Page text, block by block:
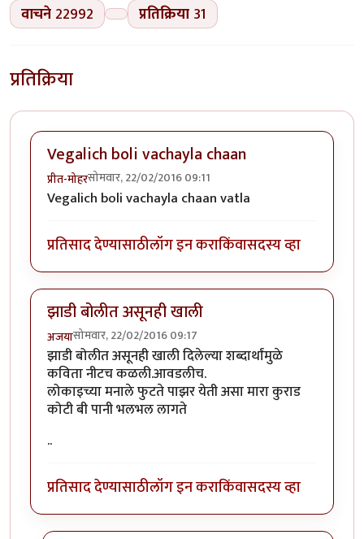
वाचने 22992 प्रतिक्रिया 31
प्रतिक्रिया
Vegalich boli vachayla chaan
प्रीत-मोहरसोमवार, 22/02/2016 09:11
Vegalich boli vachayla chaan vatla
प्रतिसाद देण्यासाठीलॉग इन कराकिंवासदस्य व्हा
झाडी बोलीत असूनही खाली
अजयासोमवार, 22/02/2016 09:17
झाडी बोलीत असूनही खाली दिलेल्या शब्दार्थांमुळे
कविता नीटच कळली.आवडलीच.
लोकाइच्या मनाले फुटते पाझर येती असा मारा कुराड
कोटी बी पानी भलभल लागते
..
प्रतिसाद देण्यासाठीलॉग इन कराकिंवासदस्य व्हा